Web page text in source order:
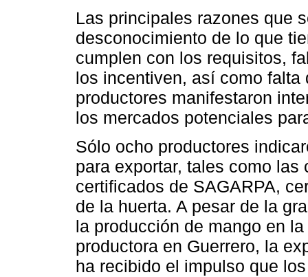
Las principales razones que
desconocimiento de lo que
cumplen con los requisitos,
los incentiven, así como
productores manifestaron
los mercados potenciales
Sólo ocho productores
para exportar, tales como
certificados de SAGARPA,
de la huerta. A pesar de la
la producción de mango en
productora en Guerrero, la
ha recibido el impulso que